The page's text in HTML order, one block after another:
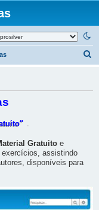
.
Gratuito e
exercícios, assistindo
disponíveis para